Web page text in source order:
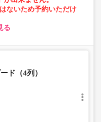
ないため予約いただけ
ございます。これに伴
る
ド（4列）